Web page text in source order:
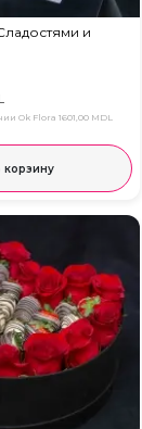
и
Ok Flora 1601,00 MDL
корзину